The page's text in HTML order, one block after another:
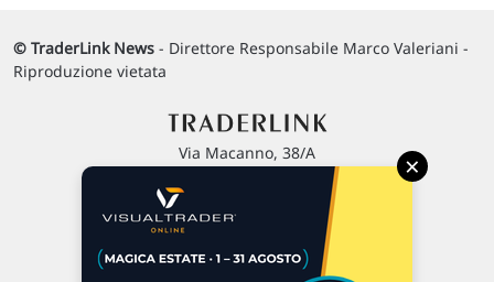
© TraderLink News - Direttore Responsabile Marco Valeriani -
Riproduzione vietata
Via Macanno, 38/A
P.IVA 02 452 460 401
Chi siamo
×